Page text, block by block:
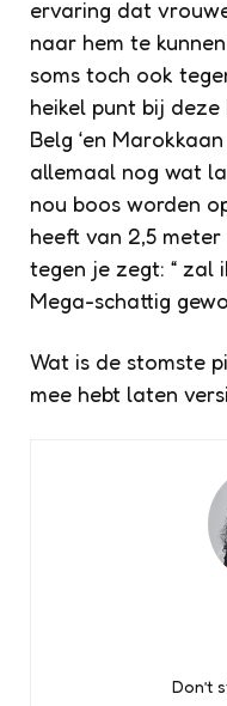
ervaring dat
naar hem te
soms toch ook
heikel punt bij
Belg ‘en
allemaal nog wat
nou boos worden
heeft van 2,5
tegen je zegt: “ zal
Mega-schattig
Wat is de stomste
mee hebt laten
Don’t